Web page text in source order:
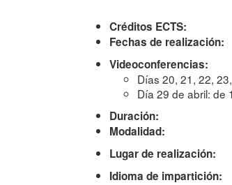
Créditos
Fechas de
Días 20, 21, 22,
Día 29 de abril: de
Lugar de
Idioma de